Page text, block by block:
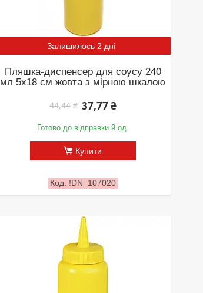
Залишилось 2 дні
Пляшка-диспенсер для соусу 240
мл 5х18 см жовта з мірною шкалою
44,44 ₴ 37,77 ₴
Готово до відправки 9 од.
Купити
!DN_107020